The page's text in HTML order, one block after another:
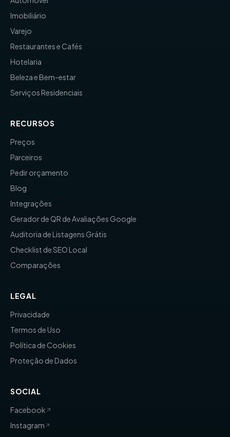
Imobiliário
Varejo
Restaurantes e Cafés
Hotelaria
Beleza e Bem-estar
Serviços Residenciais
RECURSOS
Preços
Parceiros
Pedir orçamento
Blog
Integrações
Gerador de QR de Avaliações Google
Auditoria de Listagens Grátis
Checklist de SEO Local
Comparações
LEGAL
Privacidade
Termos de Uso
Política de Cookies
Proteção de Dados
SOCIAL
Facebook
Instagram